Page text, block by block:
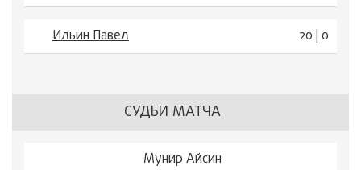
Ильин Павел 20 | 0
СУДЬИ МАТЧА
Мунир Айсин